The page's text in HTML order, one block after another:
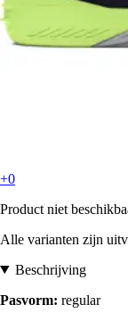
+0
Product niet
Alle varianten zijn
Beschrijving
Pasvorm: regular